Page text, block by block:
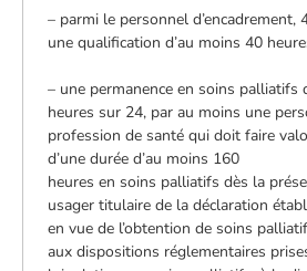
– parmi le personnel
une qualification d’au moins 40
– une permanence en soins palliatifs
heures sur 24, par au moins une
profession de santé qui doit faire
d’une durée d’au moins 160
heures en soins palliatifs dès la
usager titulaire de la déclaration
en vue de l’obtention de soins
aux dispositions réglementaires